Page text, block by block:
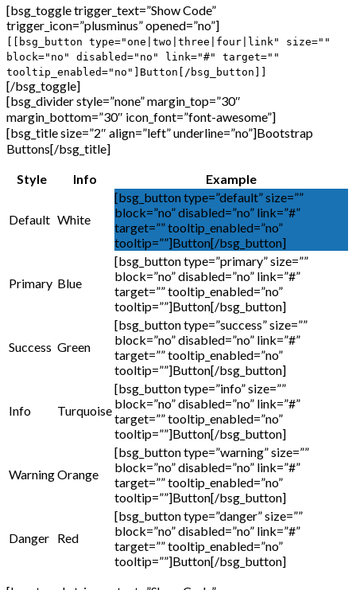
[bsg_toggle trigger_text=”Show Code”
trigger_icon=”plusminus” opened=”no”]
[[bsg_button type="one|two|three|four|link" size=""
block="no" disabled="no" link="#" target=""
tooltip_enabled="no"]Button[/bsg_button]]
[/bsg_toggle]
[bsg_divider style=”none” margin_top=”30″
margin_bottom=”30″ icon_font=”font-awesome”]
[bsg_title size=”2″ align=”left” underline=”no”]Bootstrap
Buttons[/bsg_title]
Style
Info Example
Default White
[bsg_button type=”default” size=””
block=”no” disabled=”no” link=”#”
target=”” tooltip_enabled=”no”
tooltip=””]Button[/bsg_button]
Primary Blue
[bsg_button type=”primary” size=””
block=”no” disabled=”no” link=”#”
target=”” tooltip_enabled=”no”
tooltip=””]Button[/bsg_button]
Success Green
[bsg_button type=”success” size=””
block=”no” disabled=”no” link=”#”
target=”” tooltip_enabled=”no”
tooltip=””]Button[/bsg_button]
Info Turquoise
[bsg_button type=”info” size=””
block=”no” disabled=”no” link=”#”
target=”” tooltip_enabled=”no”
tooltip=””]Button[/bsg_button]
WarningOrange
[bsg_button type=”warning” size=””
block=”no” disabled=”no” link=”#”
target=”” tooltip_enabled=”no”
tooltip=””]Button[/bsg_button]
Danger Red
[bsg_button type=”danger” size=””
block=”no” disabled=”no” link=”#”
target=”” tooltip_enabled=”no”
tooltip=””]Button[/bsg_button]